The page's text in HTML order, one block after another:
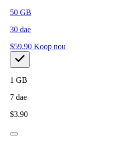
50 GB
30 dae
$59.90 Koop nou
1 GB
7 dae
$3.90